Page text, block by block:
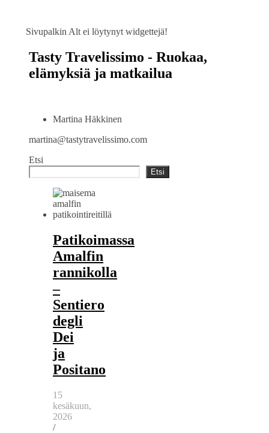
Sivupalkin Alt ei löytynyt widgettejä!
Tasty Travelissimo - Ruokaa,
elämyksiä ja matkailua
Martina Häkkinen
martina@tastytravelissimo.com
Etsi
Etsi
Patikoimassa
Amalfin
rannikolla
–
Sentiero
degli
Dei
ja
Positano
15
kesäkuun,
2026
/